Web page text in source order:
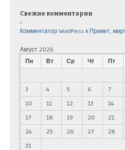
Свежие комментарии
Комментатор WordPress к Привет, мир!
Август 2026
Пн
Вт Ср Чт Пт
3
4 5 6 7
10
11 12 13 14
17
18 19 20 21
24
25 26 27 28
31